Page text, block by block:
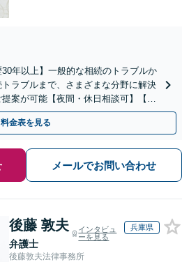
30年以上】一般的な相続のトラブルか
ラブルまで、さまざまな分野に解決
案が可能【夜間・休日相談可】【完
料金表を見る
メールでお問い合わせ
後藤 敦夫
弁護士
インタビュ
ーを見る
兵庫県
後藤敦夫法律事務所